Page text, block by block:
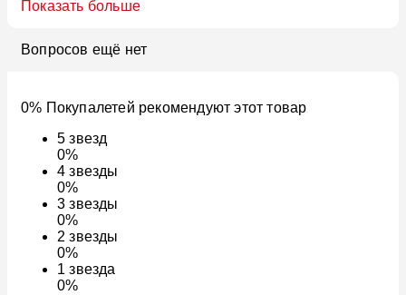
Показать больше
Вопросов ещё нет
0% Покупалетей рекомендуют этот товар
5звезд
0%
4звезды
0%
3звезды
0%
2звезды
0%
1звезда
0%